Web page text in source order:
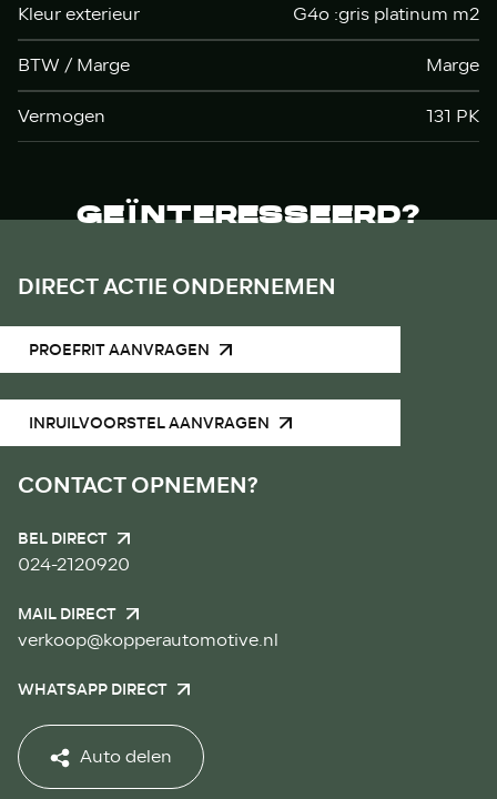
Kleur exterieur
G4o :gris platinum m2
BTW / Marge
Marge
Vermogen
131 PK
GEÏNTERESSEERD?
DIRECT ACTIE ONDERNEMEN
PROEFRIT AANVRAGEN
INRUILVOORSTEL AANVRAGEN
CONTACT OPNEMEN?
BEL DIRECT
024-2120920
MAIL DIRECT
verkoop@kopperautomotive.nl
WHATSAPP DIRECT
Auto delen